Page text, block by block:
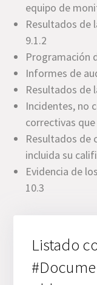
equipo de
Resultados de
9.1.2
Programación
Informes de
Resultados de
Incidentes, no
correctivas
Resultados de
incluida su
Evidencia de
10.3
Listado